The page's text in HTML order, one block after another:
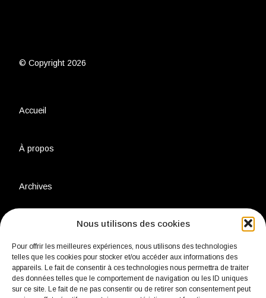
Nous utilisons des cookies
Pour offrir les meilleures expériences, nous utilisons des technologies
telles que les cookies pour stocker et/ou accéder aux informations des
appareils. Le fait de consentir à ces technologies nous permettra de traiter
des données telles que le comportement de navigation ou les ID uniques
sur ce site. Le fait de ne pas consentir ou de retirer son consentement peut
© Copyright 2026
Accueil
À propos
Archives
Charte environnementale
Politique de confidentialité